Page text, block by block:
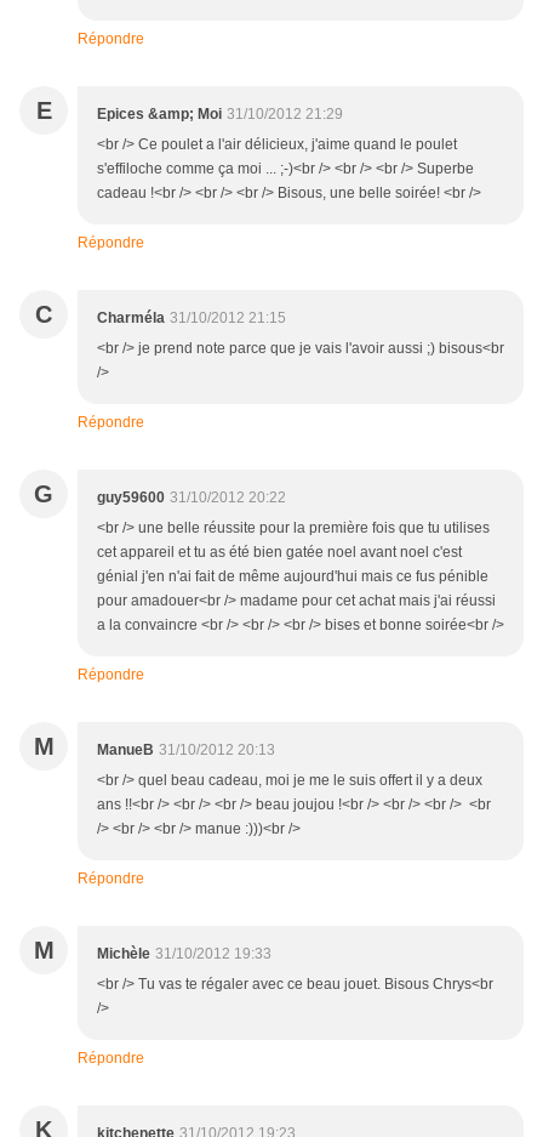
Répondre
E Epices &amp; Moi 31/10/2012 21:29
<br /> Ce poulet a l'air délicieux, j'aime quand le poulet
s'effiloche comme ça moi ... ;-)<br /> <br /> <br /> Superbe
cadeau !<br /> <br /> <br /> Bisous, une belle soirée! <br />
Répondre
C Charméla 31/10/2012 21:15
<br /> je prend note parce que je vais l'avoir aussi ;) bisous<br
/>
Répondre
G guy59600 31/10/2012 20:22
<br /> une belle réussite pour la première fois que tu utilises
cet appareil et tu as été bien gatée noel avant noel c'est
génial j'en n'ai fait de même aujourd'hui mais ce fus pénible
pour amadouer<br /> madame pour cet achat mais j'ai réussi
a la convaincre <br /> <br /> <br /> bises et bonne soirée<br />
Répondre
M ManueB 31/10/2012 20:13
<br /> quel beau cadeau, moi je me le suis offert il y a deux
ans !!<br /> <br /> <br /> beau joujou !<br /> <br /> <br /> <br
/> <br /> <br /> manue :)))<br />
Répondre
M Michèle 31/10/2012 19:33
<br /> Tu vas te régaler avec ce beau jouet. Bisous Chrys<br
/>
Répondre
K kitchenette 31/10/2012 19:23